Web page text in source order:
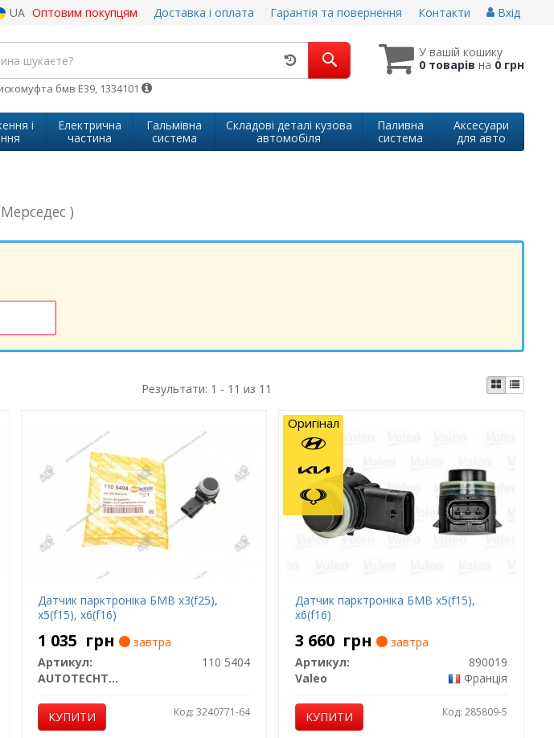
UA Оптовим покупцям Доставка і оплата Гарантія та повернення Контакти Вхід
У вашій кошику
0 товарів на 0 грн
бмв Е39, 1334101
і
Електрична
частина
Гальмівна
система
Складові деталі кузова
автомобіля
Паливна
система
Аксесуари
для авто
)
Результати: 1 - 11 из 11
Датчик парктроніка БМВ x3(f25),
x5(f15), x6(f16)
1 035 грн
завтра
Артикул:
110 5404
AUTOTECHTEILE
КУПИТИ Код: 3240771-64
Датчик парктроніка БМВ x5(f15),
x6(f16)
3 660 грн
завтра
Артикул:
890019
Valeo
Франція
КУПИТИ Код: 285809-5
Оригінал